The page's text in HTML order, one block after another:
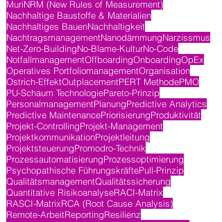
MuriNRM (New Rules of Measurement)
Nachhaltige Baustoffe & Materialien
Nachhaltiges BauenNachhaltigkeit
NachtragsmanagementNanodämmungNarzissmus
Net-Zero-BuildingNo-Blame-KulturNo-Code
NotfallmanagementOffboardingOnboardingOpEx
Operatives PortfoliomanagementOrganisation
Ostrich-EffektOutplacementPERT MethodePMO
PU-Schaum TechnologiePareto-Prinzip
PersonalmanagementPlanungPredictive Analytics
Predictive MaintenancePriorisierungProduktivität
Projekt-ControllingProjekt-Management
ProjektkommunikationProjektleitung
ProjektsteuerungPromodro-Technik
ProzessautomatisierungProzessoptimierung
Psychopathische FührungskräftePull-Prinzip
QualitätsmanagementQualitätssicherung
Quantitative RisikoanalyseRACI-Matrix
RASCI-MatrixRCA (Root Cause Analysis)
Remote-ArbeitReportingResilienz